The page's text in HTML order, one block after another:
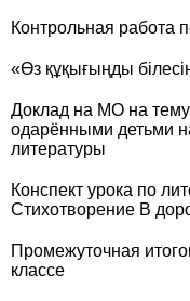
Контрольная работа
«Өз құқығыңды
Доклад на МО на
одарёнными детьми
литературы
Конспект урока по
Стихотворение В
Промежуточная
классе